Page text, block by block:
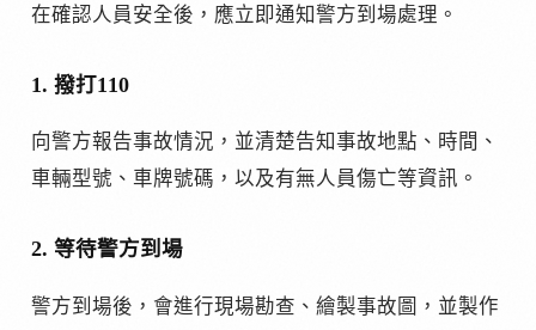
在確認人員安全後，應立即通知警方到場處理。
1. 撥打110
向警方報告事故情況，並清楚告知事故地點、時間、
車輛型號、車牌號碼，以及有無人員傷亡等資訊。
2. 等待警方到場
警方到場後，會進行現場勘查、繪製事故圖，並製作